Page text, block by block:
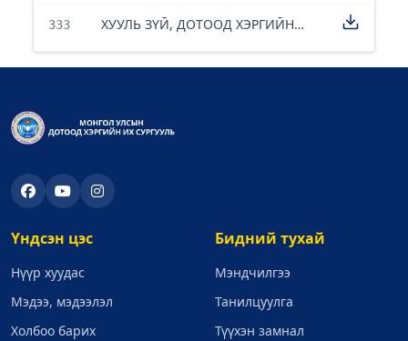
333 ХУУЛЬ ЗҮЙ, ДОТООД ХЭРГИЙН САЛБАРЫН ҮЙЛ АЖИЛЛАГАА, АЖЛЫН БҮТЭЭМЖИЙГ ДЭЭШЛҮҮЛЭХ , САХИЛГА ХАРИУЦЛАГЫГ САЙЖРУУЛАХ ТАЛААР
Үндсэн цэс
Нүүр хуудас
Мэдээ, мэдээлэл
Холбоо барих
Бидний тухай
Мэндчилгээ
Танилцуулга
Түүхэн замнал